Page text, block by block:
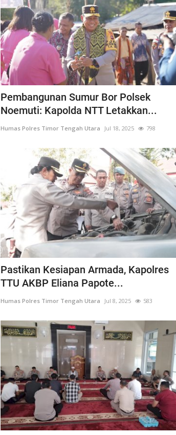
Pembangunan Sumur Bor Polsek
Noemuti: Kapolda NTT Letakkan...
Humas Polres Timor Tengah Utara Jul 18, 2025 798
Pastikan Kesiapan Armada, Kapolres
TTU AKBP Eliana Papote...
Humas Polres Timor Tengah Utara Jul 8, 2025 583